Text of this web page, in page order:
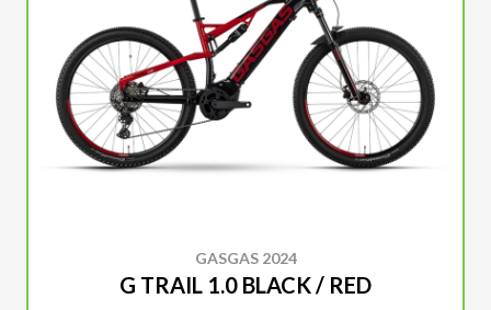
GASGAS 2024
G TRAIL 1.0 BLACK / RED